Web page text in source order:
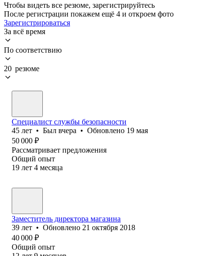
Чтобы видеть все резюме, зарегистрируйтесь
После регистрации покажем ещё 4 и откроем фото
Зарегистрироваться
За всё время
По соответствию
20 резюме
Специалист службы безопасности
45 лет • Был вчера • Обновлено 19 мая
50 000 ₽
Рассматривает предложения
Общий опыт
19 лет 4 месяца
Заместитель директора магазина
39 лет • Обновлено 21 октября 2018
40 000 ₽
Общий опыт